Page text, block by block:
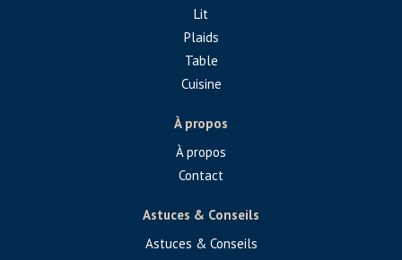
Lit
Plaids
Table
Cuisine
À propos
À propos
Contact
Astuces & Conseils
Astuces & Conseils